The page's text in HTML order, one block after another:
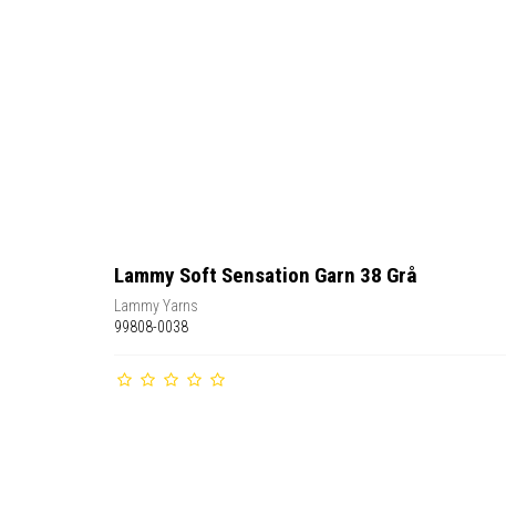
Lammy Soft Sensation Garn 38 Grå
Lammy Yarns
99808-0038